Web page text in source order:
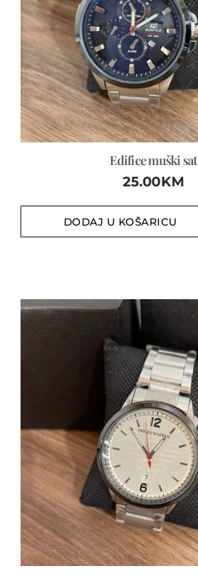
Edifice muški sat
25.00KM
DODAJ U KOŠARICU